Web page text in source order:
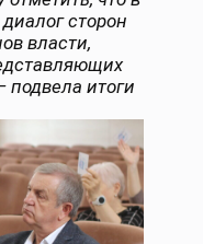
сторон
власти,
итоги